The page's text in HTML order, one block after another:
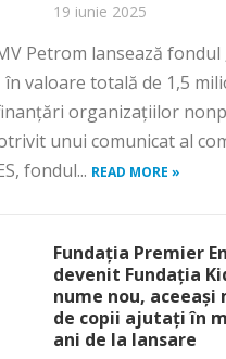
19 iunie 2025
Petrom lansează fondul
în valoare totală de 1,5
organizaţiilor
unui comunicat al
fondul... READ MORE »
Fundația Premier
devenit Fundația
nume nou, aceeași
de copii ajutați în
ani de la lansare